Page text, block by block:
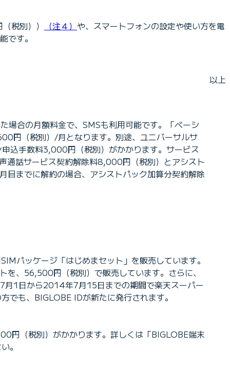
税別））
（注４） や、スマートフォンの設定や使い方を電
です。
以上
場合の月額料金で、SMSも利用可能です。「ベーシ
円（税別）/月となります。別途、ユニバーサルサ
込手数料3,000円（税別）がかかります。サービス
通話サービス契約解除料8,000円（税別）とアシスト
までに解約の場合、アシストパック加算分契約解除
パッケージ「はじめまセット」を販売しています。
、56,500円（税別）で販売しています。さらに、
1日から2014年7月15日までの期間で楽天スーパー
でも、BIGLOBE IDが新たに発行されます。
円（税別）がかかります。詳しくは「BIGLOBE端末
。